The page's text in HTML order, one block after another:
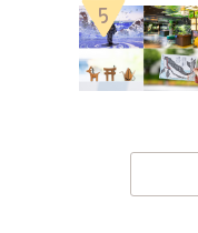
5